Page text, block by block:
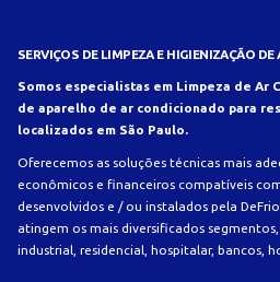
SERVIÇOS DE LIMPEZA E HIGIENIZAÇÃO
Somos especialistas em Limpeza de Ar
de aparelho de ar condicionado para
localizados em São Paulo.
Oferecemos as soluções técnicas mais
econômicos e financeiros compatíveis
desenvolvidos e / ou instalados pela
atingem os mais diversificados
industrial, residencial, hospitalar, bancos,